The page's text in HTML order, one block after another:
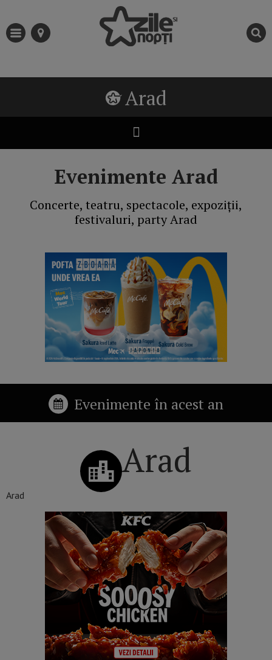
Arad
Evenimente Arad
Concerte, teatru, spectacole, expoziții,
festivaluri, party Arad
Evenimente în acest an
Arad
Arad